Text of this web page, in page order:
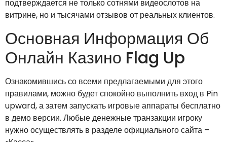
подтверждается не только сотнями видеослотов на
витрине, но и тысячами отзывов от реальных клиентов.
Основная Информация Об
Онлайн Казино Flag Up
Ознакомившись со всеми предлагаемыми для этого
правилами, можно будет спокойно выполнить вход в Pin
upward, а затем запускать игровые аппараты бесплатно
в демо версии. Любые денежные транзакции игроку
нужно осуществлять в разделе официального сайта –